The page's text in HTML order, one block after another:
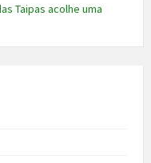
Taipas acolhe uma